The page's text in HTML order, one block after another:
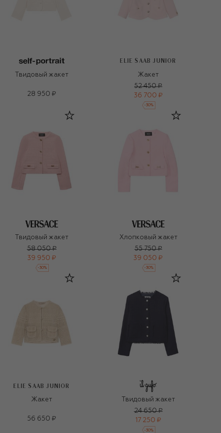
Твидовый жакет
28 950 ₽
ELIE SAAB JUNIOR
Жакет
52 450 ₽
36 700 ₽
-30%
Твидовый жакет
58 050 ₽
39 950 ₽
-30%
Хлопковый жакет
55 750 ₽
39 050 ₽
-30%
ELIE SAAB JUNIOR
Жакет
56 650 ₽
Твидовый жакет
24 650 ₽
17 250 ₽
-30%